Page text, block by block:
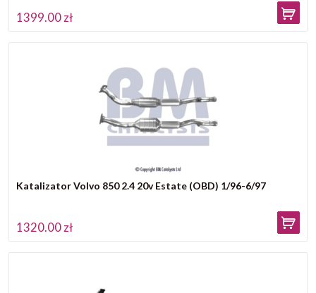
1399.00 zł
Katalizator Volvo 850 2.4 20v Estate (OBD) 1/96-6/97
1320.00 zł